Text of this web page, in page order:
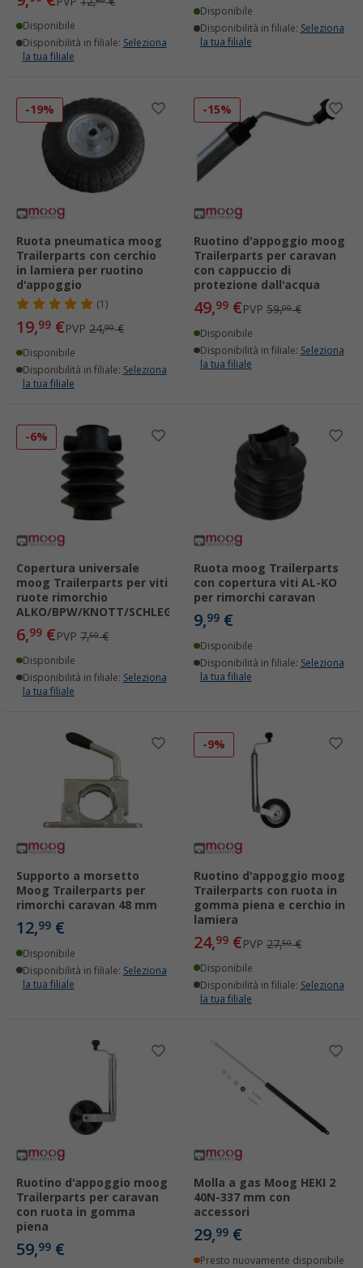
Disponibile
Disponibilità in filiale: Seleziona
la tua filiale
Disponibile
Disponibilità in filiale: Seleziona
la tua filiale
-19%
Ruota pneumatica moog
Trailerparts con cerchio
in lamiera per ruotino
d'appoggio
(1)
19,99 €PVP 24,90€
Disponibile
Disponibilità in filiale: Seleziona
la tua filiale
-15%
Ruotino d'appoggio moog
Trailerparts per caravan
con cappuccio di
protezione dall'acqua
49,99 €PVP 59,00€
Disponibile
Disponibilità in filiale: Seleziona
la tua filiale
-6%
Copertura universale
moog Trailerparts per viti
ruote rimorchio
ALKO/BPW/KNOTT/SCHLEGL
6,99 €PVP 7,50€
Disponibile
Disponibilità in filiale: Seleziona
la tua filiale
Ruota moog Trailerparts
con copertura viti AL-KO
per rimorchi caravan
9,99 €
Disponibile
Disponibilità in filiale: Seleziona
la tua filiale
Supporto a morsetto
Moog Trailerparts per
rimorchi caravan 48 mm
12,99 €
Disponibile
Disponibilità in filiale: Seleziona
la tua filiale
-9%
Ruotino d'appoggio moog
Trailerparts con ruota in
gomma piena e cerchio in
lamiera
24,99 €PVP 27,50€
Disponibile
Disponibilità in filiale: Seleziona
la tua filiale
Ruotino d'appoggio moog
Trailerparts per caravan
con ruota in gomma
piena
59,99 €
Molla a gas Moog HEKI 2
40N-337 mm con
accessori
29,99 €
Presto nuovamente disponibile